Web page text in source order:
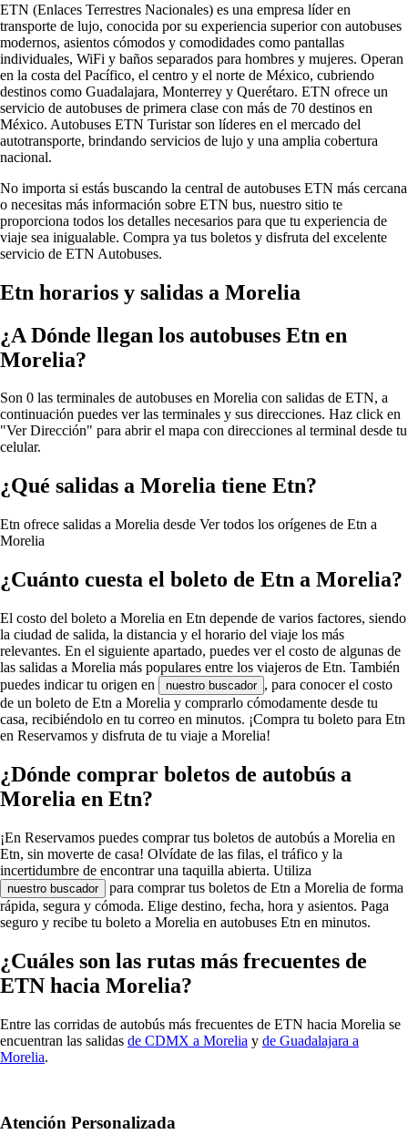
ETN (Enlaces Terrestres Nacionales) es una empresa líder en
transporte de lujo, conocida por su experiencia superior con autobuses
modernos, asientos cómodos y comodidades como pantallas
individuales, WiFi y baños separados para hombres y mujeres. Operan
en la costa del Pacífico, el centro y el norte de México, cubriendo
destinos como Guadalajara, Monterrey y Querétaro. ETN ofrece un
servicio de autobuses de primera clase con más de 70 destinos en
México. Autobuses ETN Turistar son líderes en el mercado del
autotransporte, brindando servicios de lujo y una amplia cobertura
nacional.
No importa si estás buscando la central de autobuses ETN más cercana
o necesitas más información sobre ETN bus, nuestro sitio te
proporciona todos los detalles necesarios para que tu experiencia de
viaje sea inigualable. Compra ya tus boletos y disfruta del excelente
servicio de ETN Autobuses.
Etn horarios y salidas a Morelia
¿A Dónde llegan los autobuses Etn en
Morelia?
Son 0 las terminales de autobuses en Morelia con salidas de ETN, a
continuación puedes ver las terminales y sus direcciones. Haz click en
"Ver Dirección" para abrir el mapa con direcciones al terminal desde tu
celular.
¿Qué salidas a Morelia tiene Etn?
Etn ofrece salidas a Morelia desde Ver todos los orígenes de Etn a
Morelia
¿Cuánto cuesta el boleto de Etn a Morelia?
El costo del boleto a Morelia en Etn depende de varios factores, siendo
la ciudad de salida, la distancia y el horario del viaje los más
relevantes. En el siguiente apartado, puedes ver el costo de algunas de
las salidas a Morelia más populares entre los viajeros de Etn. También
puedes indicar tu origen en
nuestro buscador , para conocer el costo
de un boleto de Etn a Morelia y comprarlo cómodamente desde tu
casa, recibiéndolo en tu correo en minutos. ¡Compra tu boleto para Etn
en Reservamos y disfruta de tu viaje a Morelia!
¿Dónde comprar boletos de autobús a
Morelia en Etn?
¡En Reservamos puedes comprar tus boletos de autobús a Morelia en
Etn, sin moverte de casa! Olvídate de las filas, el tráfico y la
incertidumbre de encontrar una taquilla abierta. Utiliza
nuestro buscador
para comprar tus boletos de Etn a Morelia de forma
rápida, segura y cómoda. Elige destino, fecha, hora y asientos. Paga
seguro y recibe tu boleto a Morelia en autobuses Etn en minutos.
¿Cuáles son las rutas más frecuentes de
ETN hacia Morelia?
Entre las corridas de autobús más frecuentes de ETN hacia Morelia se
encuentran las salidas de CDMX a Morelia y de Guadalajara a
Morelia.
Atención Personalizada